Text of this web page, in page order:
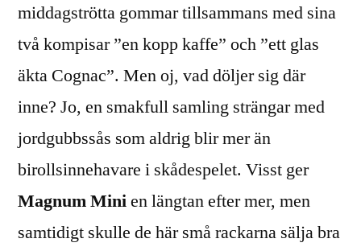
middagströtta gommar tillsammans med sina
två kompisar ”en kopp kaffe” och ”ett glas
äkta Cognac”. Men oj, vad döljer sig där
inne? Jo, en smakfull samling strängar med
jordgubbssås som aldrig blir mer än
birollsinnehavare i skådespelet. Visst ger
Magnum Minien längtan efter mer, men
samtidigt skulle de här små rackarna sälja bra